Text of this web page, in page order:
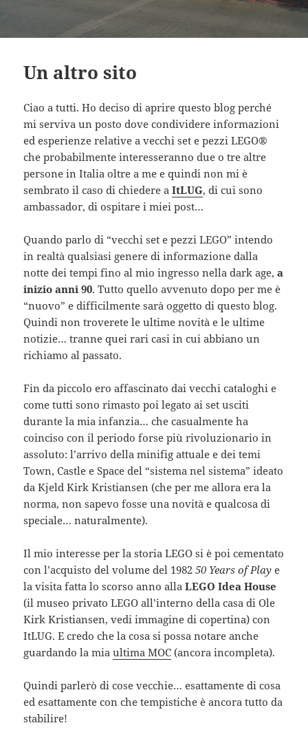
Un altro sito
Ciao a tutti. Ho deciso di aprire questo blog perché
mi serviva un posto dove condividere informazioni
ed esperienze relative a vecchi set e pezzi LEGO®
che probabilmente interesseranno due o tre altre
persone in Italia oltre a me e quindi non mi è
sembrato il caso di chiedere aItLUG, di cui sono
ambassador, di ospitare i miei post…
Quando parlo di “vecchi set e pezzi LEGO” intendo
in realtà qualsiasi genere di informazione dalla
notte dei tempi fino al mio ingresso nella dark age,a
inizio anni 90. Tutto quello avvenuto dopo per me è
“nuovo” e difficilmente sarà oggetto di questo blog.
Quindi non troverete le ultime novità e le ultime
notizie… tranne quei rari casi in cui abbiano un
richiamo al passato.
Fin da piccolo ero affascinato dai vecchi cataloghi e
come tutti sono rimasto poi legato ai set usciti
durante la mia infanzia… che casualmente ha
coinciso con il periodo forse più rivoluzionario in
assoluto: l’arrivo della minifig attuale e dei temi
Town, Castle e Space del “sistema nel sistema” ideato
da Kjeld Kirk Kristiansen (che per me allora era la
norma, non sapevo fosse una novità e qualcosa di
speciale… naturalmente).
Il mio interesse per la storia LEGO si è poi cementato
con l’acquisto del volume del 198250 Years of Play e
la visita fatta lo scorso anno allaLEGO Idea House
(il museo privato LEGO all’interno della casa di Ole
Kirk Kristiansen, vedi immagine di copertina) con
ItLUG. E credo che la cosa si possa notare anche
guardando la miaultima MOC (ancora incompleta).
Quindi parlerò di cose vecchie… esattamente di cosa
ed esattamente con che tempistiche è ancora tutto da
stabilire!